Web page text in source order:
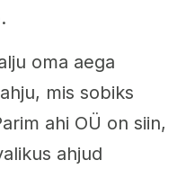
oma aega
mis sobiks
ahi OÜ on siin,
ahjud